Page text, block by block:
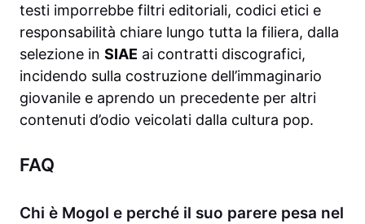
testi imporrebbe filtri editoriali, codici etici e
responsabilità chiare lungo tutta la filiera, dalla
selezione in SIAE ai contratti discografici,
incidendo sulla costruzione dell’immaginario
giovanile e aprendo un precedente per altri
contenuti d’odio veicolati dalla cultura pop.
FAQ
Chi è Mogol e perché il suo parere pesa nel